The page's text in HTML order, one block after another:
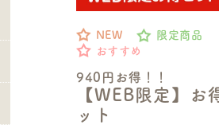
940円お得！！
【WEB限定】お
ット
NEW
限定商品
おすすめ